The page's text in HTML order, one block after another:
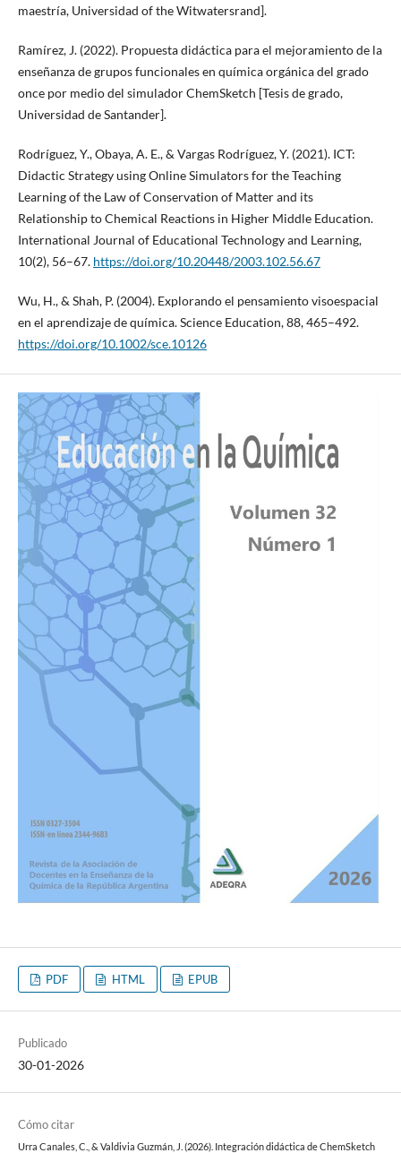
maestría, Universidad of the Witwatersrand].
Ramírez, J. (2022). Propuesta didáctica para el mejoramiento de la
enseñanza de grupos funcionales en química orgánica del grado
once por medio del simulador ChemSketch [Tesis de grado,
Universidad de Santander].
Rodríguez, Y., Obaya, A. E., & Vargas Rodríguez, Y. (2021). ICT:
Didactic Strategy using Online Simulators for the Teaching
Learning of the Law of Conservation of Matter and its
Relationship to Chemical Reactions in Higher Middle Education.
International Journal of Educational Technology and Learning,
10(2), 56–67. https://doi.org/10.20448/2003.102.56.67
Wu, H., & Shah, P. (2004). Explorando el pensamiento visoespacial
en el aprendizaje de química. Science Education, 88, 465–492.
https://doi.org/10.1002/sce.10126
PDF HTML EPUB
Publicado
30-01-2026
Cómo citar
Urra Canales, C., & Valdivia Guzmán, J. (2026). Integración didáctica de ChemSketch